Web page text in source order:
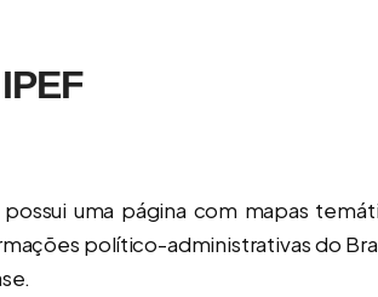
uma página com mapas
político-administrativas do
mas os custos de hospedagem